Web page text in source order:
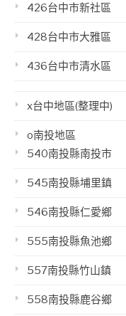
426台中市新社區
428台中市大雅區
436台中市清水區
x台中地區(整理中)
o南投地區
540南投縣南投市
545南投縣埔里鎮
546南投縣仁愛鄉
555南投縣魚池鄉
557南投縣竹山鎮
558南投縣鹿谷鄉